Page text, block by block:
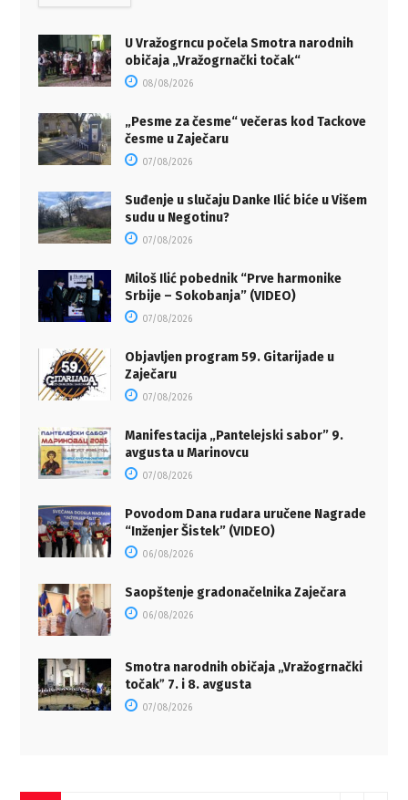
U Vražogrncu počela Smotra narodnih
običaja „Vražogrnački točak“
08/08/2026
„Pesme za česme“ večeras kod Tackove
česme u Zaječaru
07/08/2026
Suđenje u slučaju Danke Ilić biće u Višem
sudu u Negotinu?
07/08/2026
Miloš Ilić pobednik “Prve harmonike
Srbije – Sokobanja” (VIDEO)
07/08/2026
Objavljen program 59. Gitarijade u
Zaječaru
07/08/2026
Manifestacija „Pantelejski sabor” 9.
avgusta u Marinovcu
07/08/2026
Povodom Dana rudara uručene Nagrade
“Inženjer Šistek” (VIDEO)
06/08/2026
Saopštenje gradonačelnika Zaječara
06/08/2026
Smotra narodnih običaja „Vražogrnački
točakˮ 7. i 8. avgusta
07/08/2026